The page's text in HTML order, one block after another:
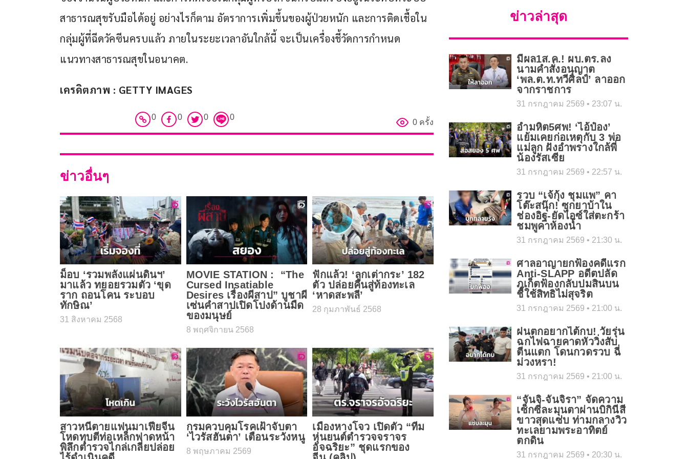
สาธารณสุขรับมือได้อยู่ อย่างไรก็ตาม อัตราการเพิ่มขึ้นของผู้ป่วยหนัก และการติดเชื้อใน
กลุ่มผู้ที่ฉีดวัคซีนครบแล้ว ภายในระยะเวลาอันใกล้นี้ จะเป็นเครื่องชี้วัดการกำหนด
แนวทางสาธารณสุขในอนาคต.
เครดิตภาพ : GETTY IMAGES
0 0 0 0
0 ครั้ง
ข่าวอื่นๆ
ม็อบ ‘รวมพลังแผ่นดินฯ’
มาแล้ว ทยอยรวมตัว ‘ขุด
ราก ถอนโคน ระบอบ
ทักษิณ’
31 สิงหาคม 2568
MOVIE STATION : “The
Cursed Insatiable
Desires เรื่องผีสาป” บูชาผี
เซ่นคำสาปเปิดโปงด้านมืด
ของมนุษย์
8 พฤศจิกายน 2568
ฟักแล้ว! ‘ลูกเต่ากระ’ 182
ตัว ปล่อยคืนสู่ท้องทะเล
‘หาดสะพลี’
28 กุมภาพันธ์ 2568
สาวหนีตายแฟนมาเฟียจีน
โหดทุบตีท่อเหล็กฟาดหน้า
พิลึกตำรวจไกล่เกลี่ยปล่อย
กรมควบคุมโรคเฝ้าจับตา
‘ไวรัสฮันตา’ เตือนระวังหนู
8 พฤษภาคม 2569
เมืองหางโจว เปิดตัว “ทีม
หุ่นยนต์ตำรวจจราจร
อัจฉริยะ” ชุดแรกของ
ข่าวล่าสุด
มีผล1ส.ค.! ผบ.ตร.ลง
นามคำสั่งอนุญาต
‘พล.ต.ท.ทวีศิลป์’ ลาออก
จากราชการ
31 กรกฎาคม 2569 23:07 น.
อำมหิต5ศพ! ‘ไอ้ป๋อง’
แย้มเคยก่อเหตุกับ 3 พ่อ
แม่ลูก ฝังอำพรางใกล้พี่
น้องรัสเซีย
31 กรกฎาคม 2569 22:57 น.
รวบ “เจ้กุ้ง ชุมแพ” คา
โต๊ะสนุ๊ก! ซุกยาบ้าใน
ช่องอิฐ-ยัดไอซ์ใส่ตะกร้า
ชมพูคาห้องน้ำ
31 กรกฎาคม 2569 21:30 น.
ศาลอาญายกฟ้องคดีแรก
Anti-SLAPP อดีตปลัด
ภูเก็ตฟ้องกลับปมสินบน
ชี้ใช้สิทธิไม่สุจริต
31 กรกฎาคม 2569 21:00 น.
ฝนตกอยากไต้กบ! วัยรุ่น
ฉกไฟฉายคาดหัววิ่งสับ
ตีนแตก โดนกวดรวบ ฉี่
ม่วงหรา!
31 กรกฎาคม 2569 21:00 น.
“จันจิ-จันจิรา” จัดความ
เซ็กซี่ละมุนตาผ่านบิกินีสี
ขาวสุดแซ่บ ท่ามกลางวิว
ทะเลยามพระอาทิตย์
ตกดิน
31 กรกฎาคม 2569 20:30 น.